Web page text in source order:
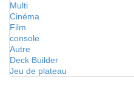
Multi
Cinéma
Film
console
Autre
Deck Builder
Jeu de plateau